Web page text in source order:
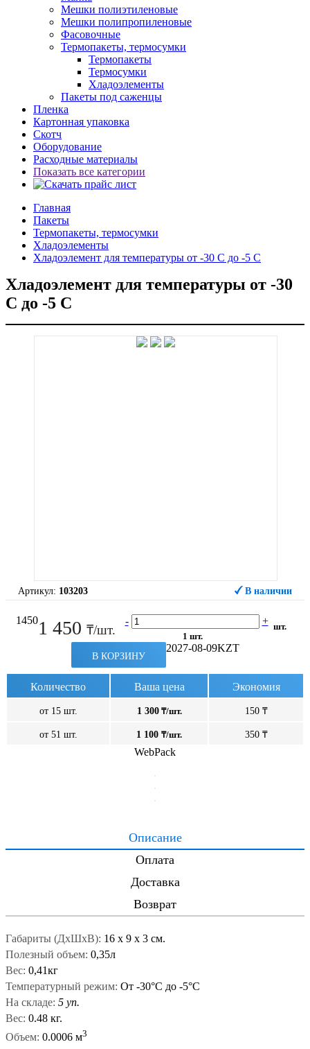
Мешки полиэтиленовые
Мешки полипропиленовые
Фасовочные
Термопакеты, термосумки
Термопакеты
Термосумки
Хладоэлементы
Пакеты под саженцы
Пленка
Картонная упаковка
Скотч
Оборудование
Расходные материалы
Показать все категории
Главная
Пакеты
Термопакеты, термосумки
Хладоэлементы
Хладоэлемент для температуры от -30 С до -5 С
Хладоэлемент для температуры от -30
С до -5 С
Артикул: 103203 В наличии
14501 450 ₸/шт.
- +
1 шт.
шт.
В КОРЗИНУ
2027-08-09KZT
Количество Ваша цена Экономия
от 15 шт. 1 300₸/шт. 150 ₸
от 51 шт. 1 100 ₸/шт. 350 ₸
WebPack
Описание
Оплата
Доставка
Возврат
Габариты (ДxШxВ): 16 x 9 x 3 см.
Полезный объем: 0,35л
Вес: 0,41кг
Температурный режим: От -30°С до -5°С
На складе: 5 уп.
Вес: 0.48 кг.
Объем: 0.0006 м3